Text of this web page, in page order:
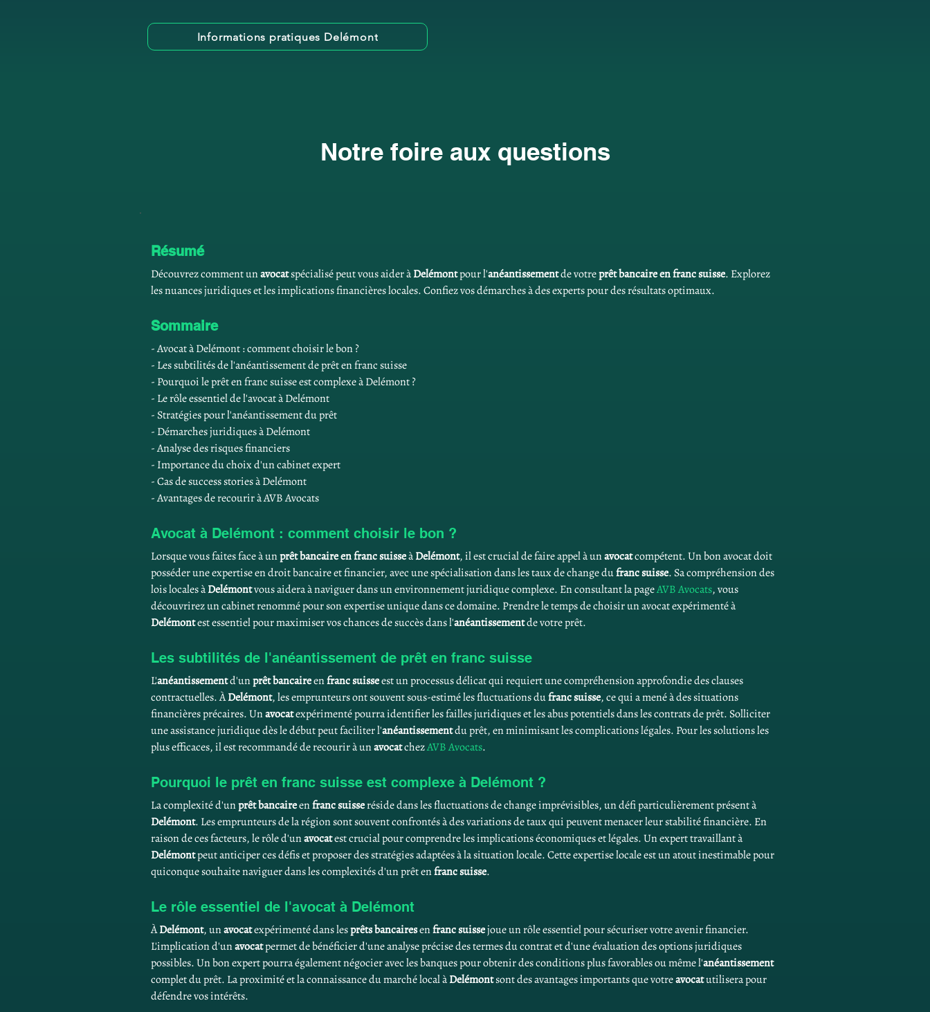
Informations pratiques Delémont
Notre foire aux questions
Résumé
Découvrez comment un avocat spécialisé peut vous aider à Delémont pour l'anéantissement de votre prêt bancaire en franc suisse. Explorez
les nuances juridiques et les implications financières locales. Confiez vos démarches à des experts pour des résultats optimaux.
Sommaire
- Avocat à Delémont : comment choisir le bon ?
- Les subtilités de l'anéantissement de prêt en franc suisse
- Pourquoi le prêt en franc suisse est complexe à Delémont ?
- Le rôle essentiel de l'avocat à Delémont
- Stratégies pour l'anéantissement du prêt
- Démarches juridiques à Delémont
- Analyse des risques financiers
- Importance du choix d'un cabinet expert
- Cas de success stories à Delémont
- Avantages de recourir à AVB Avocats
Avocat à Delémont : comment choisir le bon ?
Lorsque vous faites face à un prêt bancaire en franc suisse à Delémont, il est crucial de faire appel à un avocat compétent. Un bon avocat doit
posséder une expertise en droit bancaire et financier, avec une spécialisation dans les taux de change du franc suisse. Sa compréhension des
lois locales à Delémont vous aidera à naviguer dans un environnement juridique complexe. En consultant la page AVB Avocats, vous
découvrirez un cabinet renommé pour son expertise unique dans ce domaine. Prendre le temps de choisir un avocat expérimenté à
Delémont est essentiel pour maximiser vos chances de succès dans l'anéantissement de votre prêt.
Les subtilités de l'anéantissement de prêt en franc suisse
L'anéantissement d'un prêt bancaire en franc suisse est un processus délicat qui requiert une compréhension approfondie des clauses
contractuelles. À Delémont, les emprunteurs ont souvent sous-estimé les fluctuations du franc suisse, ce qui a mené à des situations
financières précaires. Un avocat expérimenté pourra identifier les failles juridiques et les abus potentiels dans les contrats de prêt. Solliciter
une assistance juridique dès le début peut faciliter l'anéantissement du prêt, en minimisant les complications légales. Pour les solutions les
plus efficaces, il est recommandé de recourir à un avocat chez AVB Avocats.
Pourquoi le prêt en franc suisse est complexe à Delémont ?
La complexité d'un prêt bancaire en franc suisse réside dans les fluctuations de change imprévisibles, un défi particulièrement présent à
Delémont. Les emprunteurs de la région sont souvent confrontés à des variations de taux qui peuvent menacer leur stabilité financière. En
raison de ces facteurs, le rôle d'un avocat est crucial pour comprendre les implications économiques et légales. Un expert travaillant à
Delémont peut anticiper ces défis et proposer des stratégies adaptées à la situation locale. Cette expertise locale est un atout inestimable pour
quiconque souhaite naviguer dans les complexités d'un prêt en franc suisse.
Le rôle essentiel de l'avocat à Delémont
À Delémont, un avocat expérimenté dans les prêts bancaires en franc suisse joue un rôle essentiel pour sécuriser votre avenir financier.
L'implication d'un avocat permet de bénéficier d'une analyse précise des termes du contrat et d'une évaluation des options juridiques
possibles. Un bon expert pourra également négocier avec les banques pour obtenir des conditions plus favorables ou même l'anéantissement
complet du prêt. La proximité et la connaissance du marché local à Delémont sont des avantages importants que votre avocat utilisera pour
défendre vos intérêts.